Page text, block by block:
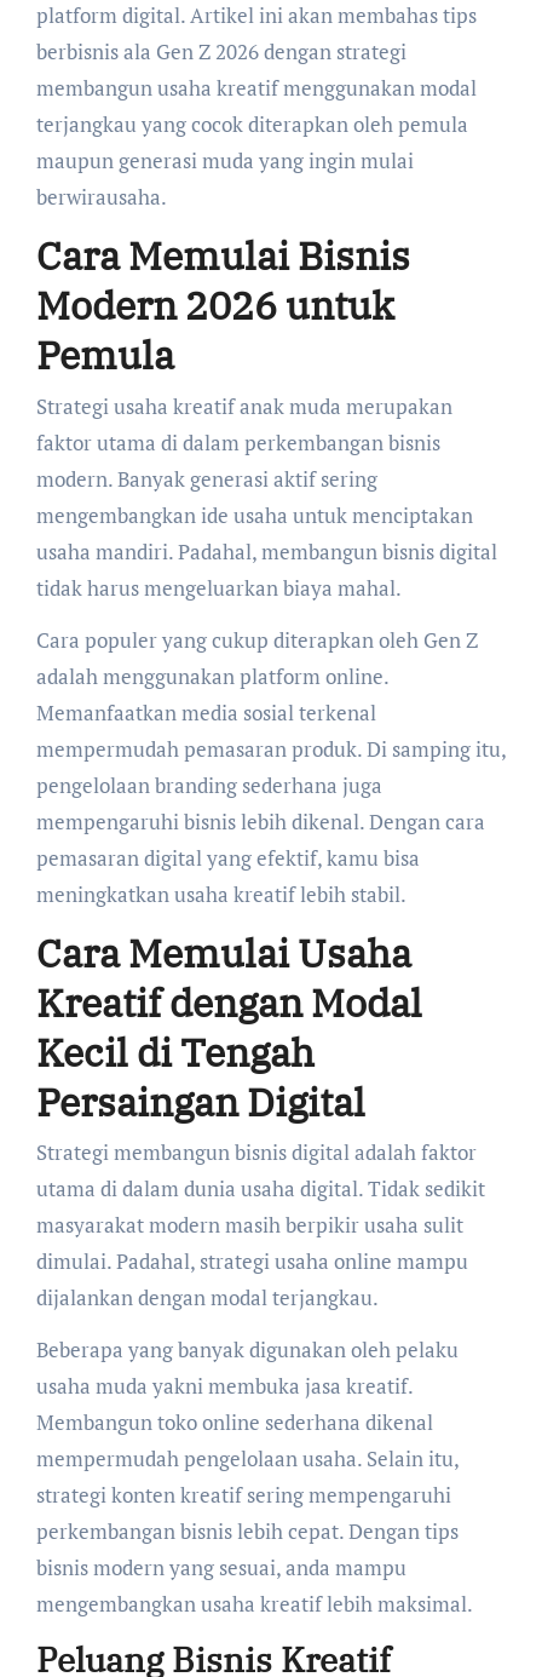
platform digital. Artikel ini akan membahas tips
berbisnis ala Gen Z 2026 dengan strategi
membangun usaha kreatif menggunakan modal
terjangkau yang cocok diterapkan oleh pemula
maupun generasi muda yang ingin mulai
berwirausaha.
Cara Memulai Bisnis
Modern 2026 untuk
Pemula
Strategi usaha kreatif anak muda merupakan
faktor utama di dalam perkembangan bisnis
modern. Banyak generasi aktif sering
mengembangkan ide usaha untuk menciptakan
usaha mandiri. Padahal, membangun bisnis digital
tidak harus mengeluarkan biaya mahal.
Cara populer yang cukup diterapkan oleh Gen Z
adalah menggunakan platform online.
Memanfaatkan media sosial terkenal
mempermudah pemasaran produk. Di samping itu,
pengelolaan branding sederhana juga
mempengaruhi bisnis lebih dikenal. Dengan cara
pemasaran digital yang efektif, kamu bisa
meningkatkan usaha kreatif lebih stabil.
Cara Memulai Usaha
Kreatif dengan Modal
Kecil di Tengah
Persaingan Digital
Strategi membangun bisnis digital adalah faktor
utama di dalam dunia usaha digital. Tidak sedikit
masyarakat modern masih berpikir usaha sulit
dimulai. Padahal, strategi usaha online mampu
dijalankan dengan modal terjangkau.
Beberapa yang banyak digunakan oleh pelaku
usaha muda yakni membuka jasa kreatif.
Membangun toko online sederhana dikenal
mempermudah pengelolaan usaha. Selain itu,
strategi konten kreatif sering mempengaruhi
perkembangan bisnis lebih cepat. Dengan tips
bisnis modern yang sesuai, anda mampu
mengembangkan usaha kreatif lebih maksimal.
Peluang Bisnis Kreatif